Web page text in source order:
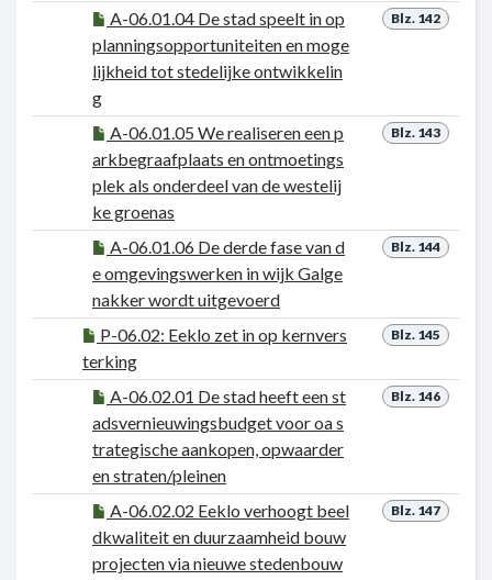
Blz. 142
A-06.01.04 De stad speelt in op
planningsopportuniteiten en moge
lijkheid tot stedelijke ontwikkelin
g
Blz. 143
A-06.01.05 We realiseren een p
arkbegraafplaats en ontmoetings
plek als onderdeel van de westelij
ke groenas
Blz. 144
A-06.01.06 De derde fase van d
e omgevingswerken in wijk Galge
nakker wordt uitgevoerd
Blz. 145
P-06.02: Eeklo zet in op kernvers
terking
Blz. 146
A-06.02.01 De stad heeft een st
adsvernieuwingsbudget voor oa s
trategische aankopen, opwaarder
en straten/pleinen
Blz. 147
A-06.02.02 Eeklo verhoogt beel
dkwaliteit en duurzaamheid bouw
projecten via nieuwe stedenbouw